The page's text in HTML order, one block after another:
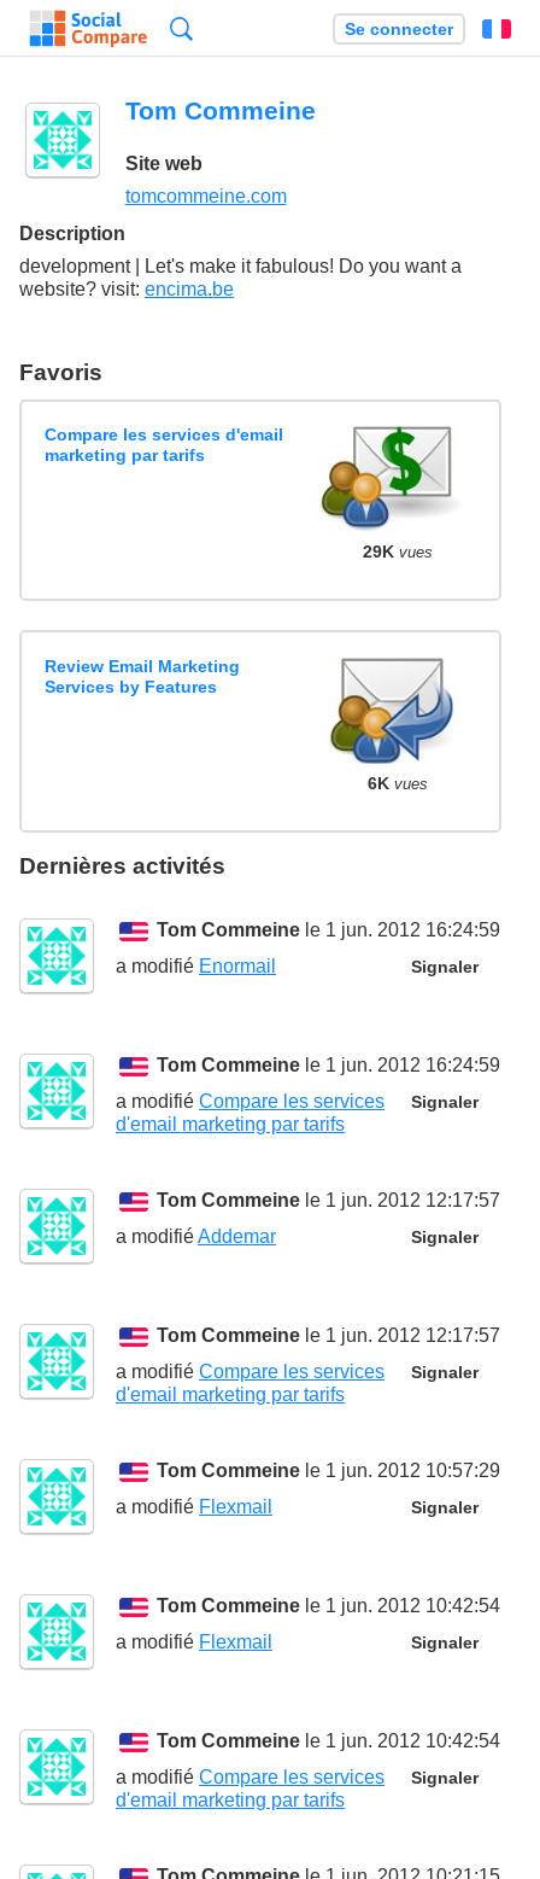
Se connecter
Tom Commeine
Site web
tomcommeine.com
Description
development | Let's make it fabulous! Do you want a
website? visit: encima.be
Favoris
Compare les services d'email
marketing par tarifs
29K vues
Review Email Marketing
Services by Features
6K vues
Dernières activités
Tom Commeine le 1 jun. 2012 16:24:59
Signaler
a modifié Enormail
Tom Commeine le 1 jun. 2012 16:24:59
Signaler
a modifié Compare les services
d'email marketing par tarifs
Tom Commeine le 1 jun. 2012 12:17:57
Signaler
a modifiéAddemar
Tom Commeine le 1 jun. 2012 12:17:57
Signaler
a modifié Compare les services
d'email marketing par tarifs
Tom Commeine le 1 jun. 2012 10:57:29
Signaler
a modifié Flexmail
Tom Commeine le 1 jun. 2012 10:42:54
Signaler
a modifié Flexmail
Tom Commeine le 1 jun. 2012 10:42:54
Signaler
a modifié Compare les services
d'email marketing par tarifs